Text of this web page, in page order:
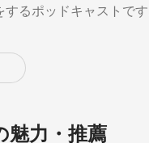
するポッドキャストで
魅力・推薦